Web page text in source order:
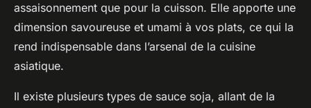
assaisonnement que pour la cuisson. Elle apporte une
dimension savoureuse et umami à vos plats, ce qui la
rend indispensable dans l’arsenal de la cuisine
asiatique.
Il existe plusieurs types de sauce soja, allant de la